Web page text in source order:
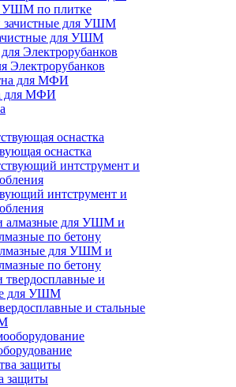
УШМ по плитке
для УШМ
Электрорубанков
для МФИ
оснастка
интструмент и
для УШМ и
по бетону
и стальные
защиты